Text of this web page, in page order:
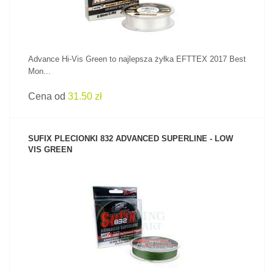
Advance Hi-Vis Green to najlepsza żyłka EFTTEX 2017 Best
Mon...
Cena od 31.50 zł
SUFIX PLECIONKI 832 ADVANCED SUPERLINE - LOW
VIS GREEN
ZOBACZ PRODUKT